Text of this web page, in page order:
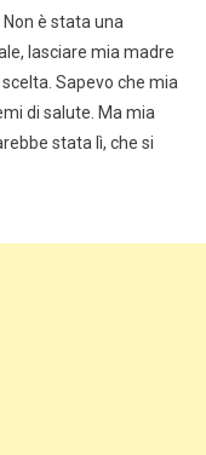
è stata una
lasciare mia madre
Sapevo che mia
di salute. Ma mia
stata lì, che si